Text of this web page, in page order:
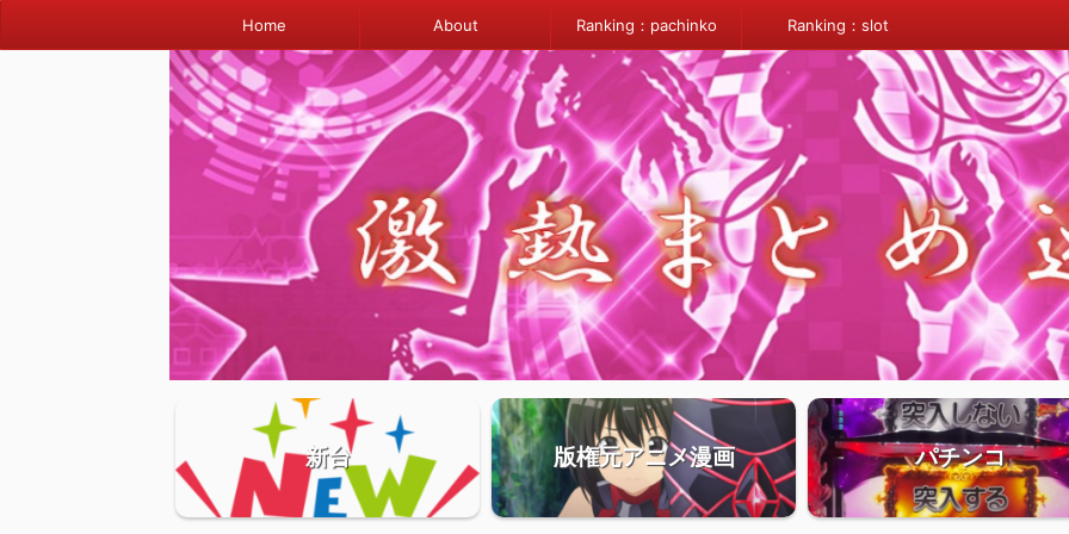
Home About Ranking：pachinko Ranking：slot
新台 版権元アニメ漫画 パチンコ